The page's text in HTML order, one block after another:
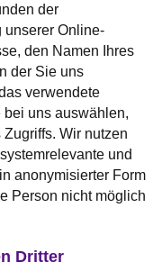
der
unserer Online-
den Namen Ihres
der Sie uns
verwendete
uns auswählen,
Wir nutzen
und
anonymisierter Form
Person nicht möglich
Dritter